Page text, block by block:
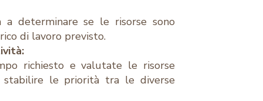
a determinare se le risorse sono
di lavoro previsto.
richiesto e valutate le risorse
stabilire le priorità tra le diverse